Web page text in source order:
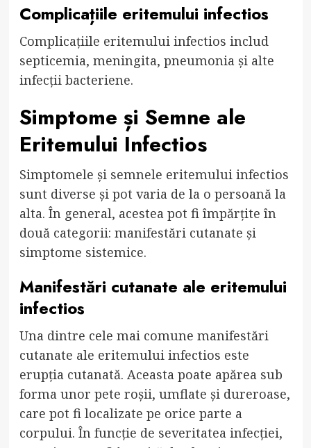
Complicațiile eritemului infectios
Complicațiile eritemului infectios includ
septicemia, meningita, pneumonia și alte
infecții bacteriene.
Simptome și Semne ale
Eritemului Infectios
Simptomele și semnele eritemului infectios
sunt diverse și pot varia de la o persoană la
alta. În general, acestea pot fi împărțite în
două categorii: manifestări cutanate și
simptome sistemice.
Manifestări cutanate ale eritemului
infectios
Una dintre cele mai comune manifestări
cutanate ale eritemului infectios este
erupția cutanată. Aceasta poate apărea sub
forma unor pete roșii, umflate și dureroase,
care pot fi localizate pe orice parte a
corpului. În funcție de severitatea infecției,